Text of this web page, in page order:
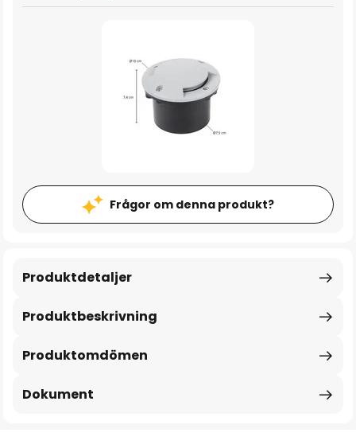
Frågor om denna produkt?
Produktbeskrivning
Produktdetaljer
Produktomdömen
Dokument